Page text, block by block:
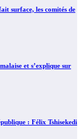
surface, les comités de
et s’explique sur
: Félix Tshisekedi